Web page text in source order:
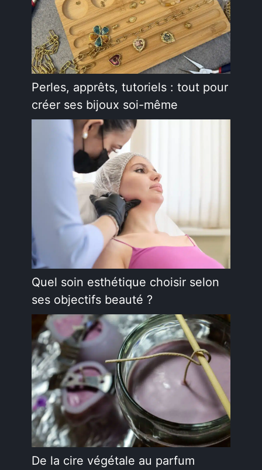
Perles, apprêts, tutoriels : tout pour
créer ses bijoux soi-même
Quel soin esthétique choisir selon
ses objectifs beauté ?
De la cire végétale au parfum